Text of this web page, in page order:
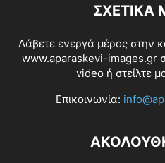
ΣΧΕΤΙΚΆ
Λάβετε ενεργά μέρος στην
www.aparaskevi-images.gr
video ή στείλτε
Επικοινωνία: